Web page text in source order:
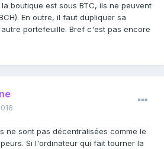
boutique est sous BTC, ils ne peuvent
En outre, il faut dupliquer sa
portefeuille. Bref c'est pas encore
ne sont pas décentralisées comme le
Si l'ordinateur qui fait tourner la